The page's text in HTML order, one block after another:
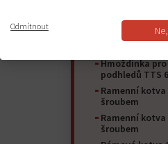
uzavřené oko O
Skládací
Hmoždinka
podhledů TTS
Ramenní
šroubem
Ramenní
šroubem
Odmítnout